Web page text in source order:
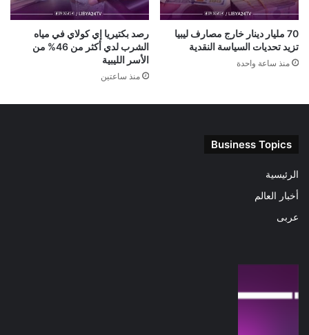
70 مليار دينار خارج مصارف ليبيا
تزيد تحديات السياسة النقدية
منذ ساعة واحدة
رصد بكتيريا إي كولاي في مياه
الشرب لدي أكثر من 46% من
الأسر الليبية
منذ ساعتين
Business Topics
الرئيسية
أخبار العالم
عربى